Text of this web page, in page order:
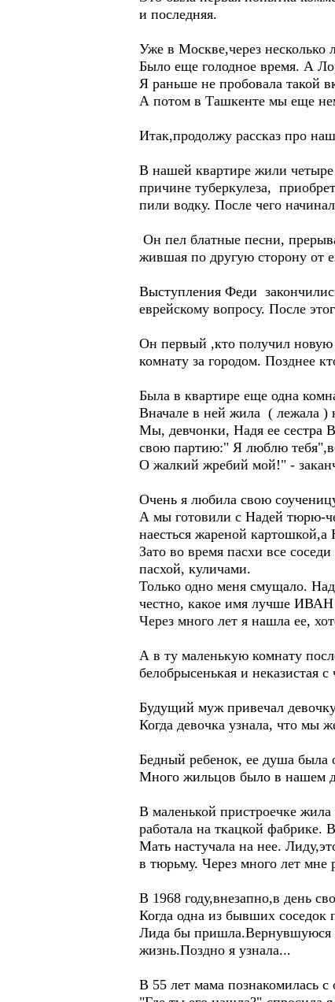
и последняя.
Уже в Москве,через несколько
Было еще голодное время. А
Я раньше не пробовала такой
А потом в Ташкенте мы еще
Итак,продолжу рассказ про
В нашей квартире жили
причине туберкулеза,
пили водку. После чего
Он пел блатные песни,
жившая по другую сторону от
Выступления Феди
еврейскому вопросу. После
Он первый ,кто получил новую
комнату за городом. Позднее
Была в квартире еще одна
Вначале в ней жила ( лежала )
Мы, девчонки, Надя ее сестра
свою партию:" Я люблю
О жалкий жребий мой!" -
Очень я любила свою
А мы готовили с Надей тюрю-
наесться жареной картошкой,а
Зато во время пасхи все
пасхой, куличами.
Только одно меня смущало.
честно, какое имя лучше
Через много лет я нашла ее,
А в ту маленькую комнату
белобрысенькая и неказистая
Будущий муж привечал
Когда девочка узнала, что мы
Бедный ребенок, ее душа была
Много жильцов было в нашем
В маленькой пристроечке
работала на ткацкой фабрике.
Мать настучала на нее.
в тюрьму. Через много лет мне
В 1968 году,внезапно,в день
Когда одна из бывших соседок
Лида бы пришла.Вернувшуюся
жизнь.Поздно я узнала...
В 55 лет мама познакомилась